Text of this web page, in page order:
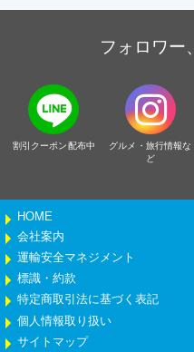
フォロワー
割引クーポン配布中
グルメ・旅行情報な
ど
HOME
会社案内
運輸安全マネジメント
標識・約款
特定商取引法に基づく表記
個人情報取り扱い
サイトマップ